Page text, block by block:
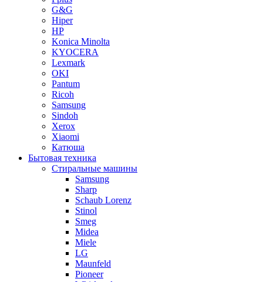
G&G
Hiper
HP
Konica Minolta
KYOCERA
Lexmark
OKI
Pantum
Ricoh
Samsung
Sindoh
Xerox
Xiaomi
Катюша
Бытовая техника
Стиральные машины
Samsung
Sharp
Schaub Lorenz
Stinol
Smeg
Midea
Miele
LG
Maunfeld
Pioneer